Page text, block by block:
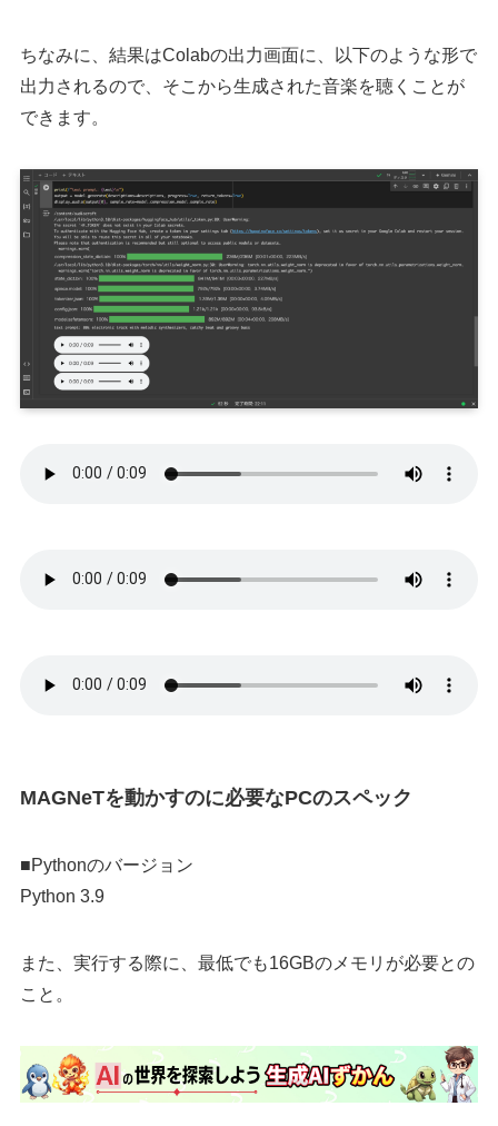
ちなみに、結果はColabの出力画面に、以下のような形で
出力されるので、そこから生成された音楽を聴くことが
できます。
MAGNeTを動かすのに必要なPCのスペック
■Pythonのバージョン
Python 3.9
また、実行する際に、最低でも16GBのメモリが必要との
こと。